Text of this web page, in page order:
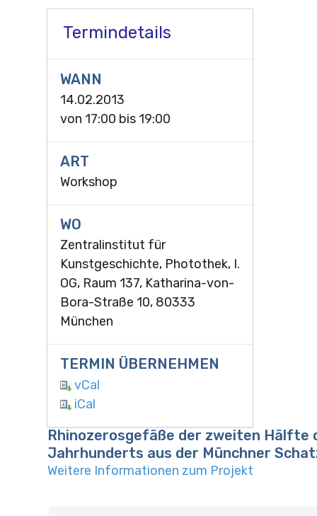
Termindetails
WANN
14.02.2013
von 17:00 bis 19:00
ART
Workshop
WO
Zentralinstitut für
Kunstgeschichte, Photothek, I.
OG, Raum 137, Katharina-von-
Bora-Straße 10, 80333
München
TERMIN ÜBERNEHMEN
vCal
iCal
Rhinozerosgefäße der zweiten Hälfte
Jahrhunderts aus der Münchner
Weitere Informationen zum Projekt